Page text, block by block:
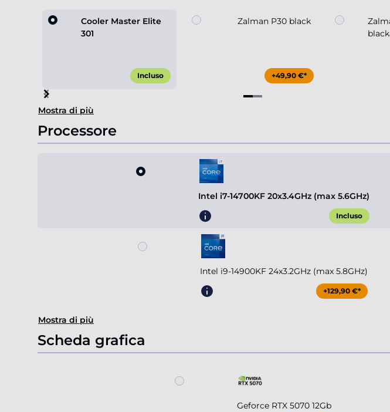
Cooler Master Elite
301
Incluso
Zalman P30 black
+49,90 €*
Item
1
of
4
Mostra di più
Processore
Intel i7-14700KF 20x3.4GHz (max 5.6GHz)
Incluso
Intel i9-14900KF 24x3.2GHz (max 5.8GHz)
+129,90 €*
Mostra di più
Scheda grafica
Geforce RTX 5070 12Gb